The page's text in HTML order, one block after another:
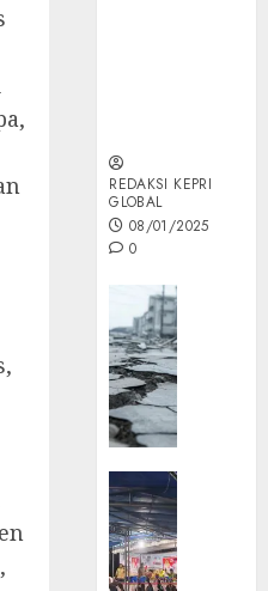
REDAKSI KEPRI
GLOBAL
08/01/2025
0